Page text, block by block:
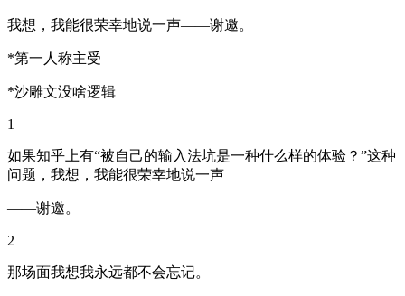
我想，我能很荣幸地说一声——谢邀。
*第一人称主受
*沙雕文没啥逻辑
1
如果知乎上有“被自己的输入法坑是一种什么样的体验？”这种
问题，我想，我能很荣幸地说一声
——谢邀。
2
那场面我想我永远都不会忘记。